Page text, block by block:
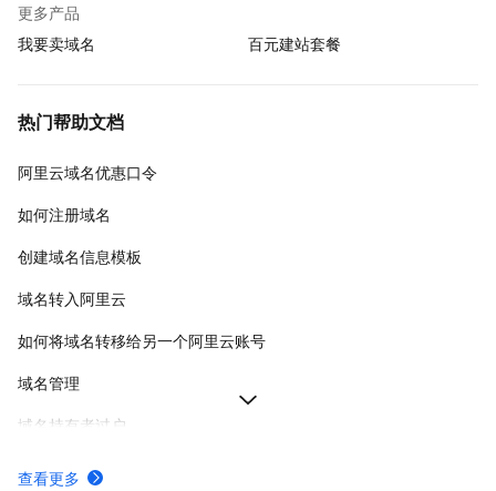
更多产品
我要卖域名
百元建站套餐
热门帮助文档
阿里云域名优惠口令
如何注册域名
创建域名信息模板
域名转入阿里云
如何将域名转移给另一个阿里云账号
域名管理
域名持有者过户
阿里云域名实名认证失败
查看更多